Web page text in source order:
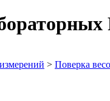
> Поверка